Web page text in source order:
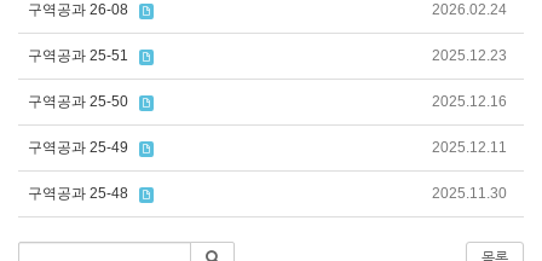
구역공과 26-08 2026.02.24
구역공과 25-51 2025.12.23
구역공과 25-50 2025.12.16
구역공과 25-49 2025.12.11
구역공과 25-48 2025.11.30
목록